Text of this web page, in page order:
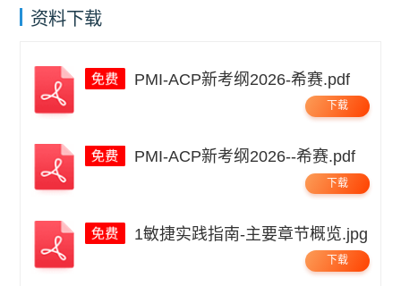
资料下载
PMI-ACP新考纲2026-希赛.pdf
下载
PMI-ACP新考纲2026--希赛.pdf
下载
1敏捷实践指南-主要章节概览.jpg
下载